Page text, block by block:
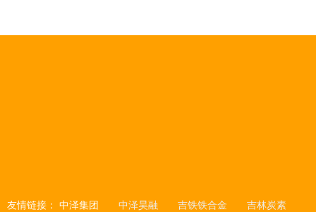
友情链接： 中泽集团 中泽昊融 吉铁铁合金
吉林炭素